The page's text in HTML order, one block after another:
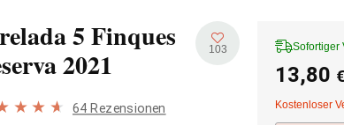
5 Finques
2021 103
64 Rezensionen
Sofortiger
13,80 €
Kostenloser